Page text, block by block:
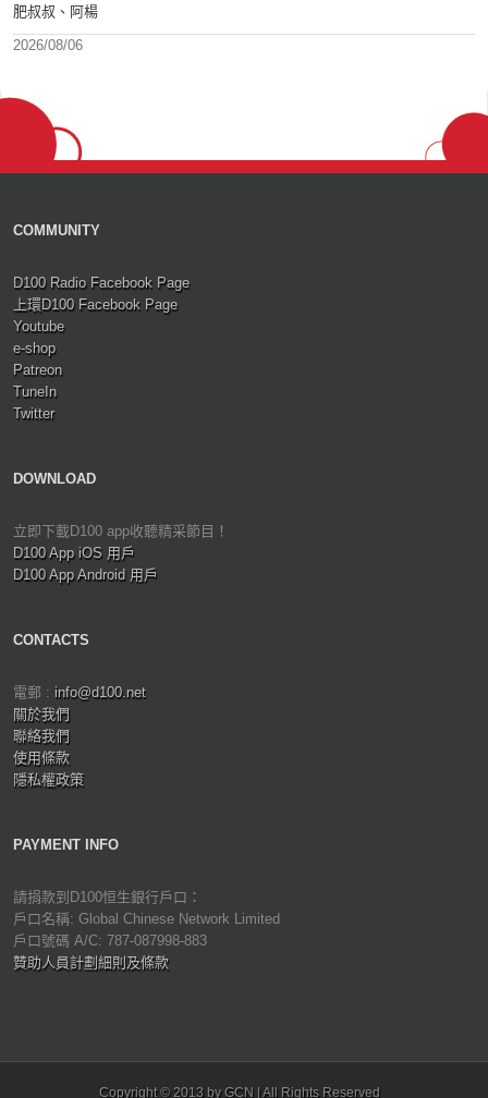
肥叔叔、阿楊
2026/08/06
COMMUNITY
D100 Radio Facebook Page
上環D100 Facebook Page
Youtube
e-shop
Patreon
TuneIn
Twitter
DOWNLOAD
立即下載D100 app收聽精采節目！
D100 App iOS 用戶
D100 App Android 用戶
CONTACTS
電郵 : info@d100.net
關於我們
聯絡我們
使用條款
隱私權政策
PAYMENT INFO
請捐款到D100恒生銀行戶口：
戶口名稱: Global Chinese Network Limited
戶口號碼 A/C: 787-087998-883
贊助人員計劃細則及條款
Copyright © 2013 by GCN | All Rights Reserved